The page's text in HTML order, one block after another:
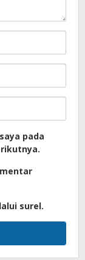
pada
surel.